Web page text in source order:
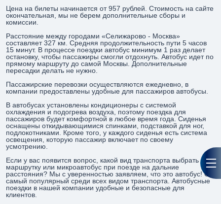
Цена на билеты начинается от 957 рублей. Стоимость на сайте
окончательная, мы не берем дополнительные сборы и
комиссии.
Расстояние между городами «Селижарово - Москва»
составляет 327 км. Средняя продолжительность пути 5 часов
15 минут. В процессе поездки автобус минимум 1 раз делает
остановку, чтобы пассажиры смогли отдохнуть. Автобус идет по
прямому маршруту до самой Москвы. Дополнительные
пересадки делать не нужно.
Пассажирские перевозки осуществляются ежедневно, в
компании предоставлены удобные для пассажиров автобусы.
В автобусах установлены кондиционеры с системой
охлаждения и подогрева воздуха, поэтому поездка для
пассажиров будет комфортной в любое время года. Сиденья
оснащены откидывающимися спинками, подставкой для ног,
подлокотниками. Кроме того, у каждого сиденья есть система
освещения, которую пассажир включает по своему
усмотрению.
Если у вас появится вопрос, какой вид транспорта выбрать
маршрутку или микроавтобус при поезде на дальние
расстояния? Мы с уверенностью заявляем, что это автобус! Он
самый популярный среди всех видом транспорта. Автобусные
поездки в нашей компании удобные и безопасные для
клиентов.